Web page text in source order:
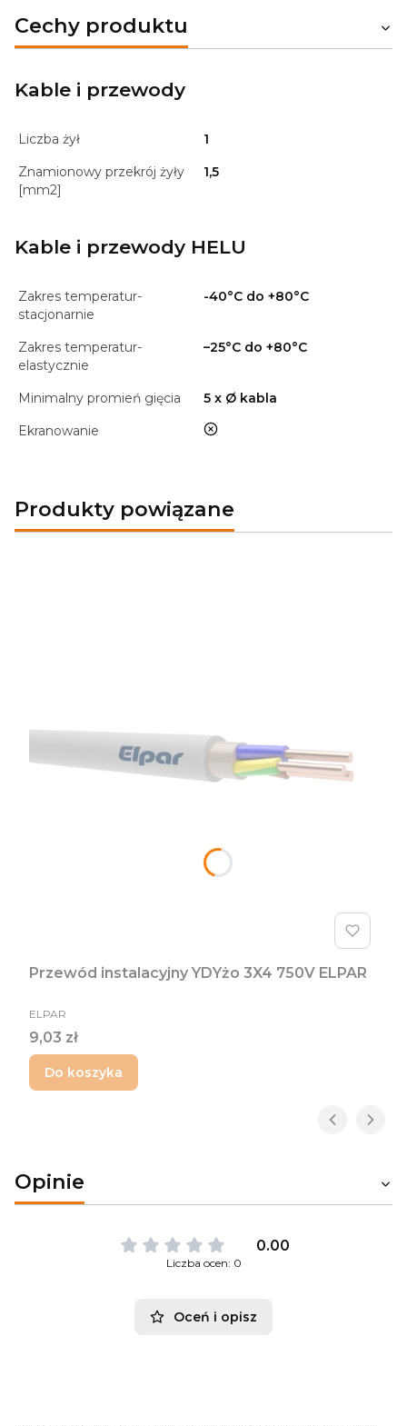
Cechy produktu
Kable i przewody
Liczba żył
1
Znamionowy przekrój żyły
[mm2]
1,5
Kable i przewody HELU
Zakres temperatur-
stacjonarnie
-40°C do +80°C
Zakres temperatur-
elastycznie
–25°C do +80°C
Minimalny promień gięcia
5 x Ø kabla
Ekranowanie
nie
Produkty powiązane
Przewód instalacyjny YDYżo 3X4 750V ELPAR
PRODUCENT
ELPAR
Cena
9,03 zł
Do koszyka
Opinie
0.00
Liczba ocen: 0
Oceń i opisz